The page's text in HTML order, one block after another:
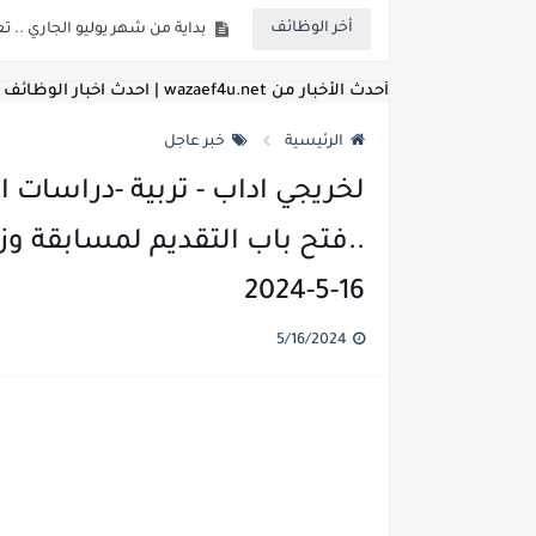
أخر الوظائف بداية من شهر يوليو الجاري ..
للعمل كضباط متخصصين ..وزارة
اعلان وظائف وزارة التعليم
اعلان وظائف الهيئة
اعلان وظائف الشركة
مسابقة معلمي الحصه
اعلان وظائف الهيئة القومية
أحدث الأخبار من wazaef4u.net | احدث اخبار الوظائف
الرئيسية خبر عاجل
لخريجي اداب - تربية -
..فتح باب التقديم لمسابقة
16-5-2024